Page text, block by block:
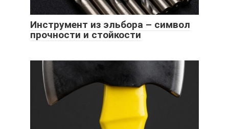
Инструмент из эльбора – символ
прочности и стойкости